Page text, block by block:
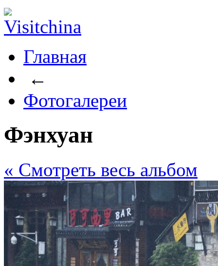
Главная
←
Фотогалереи
Фэнхуан
« Cмотреть весь альбом